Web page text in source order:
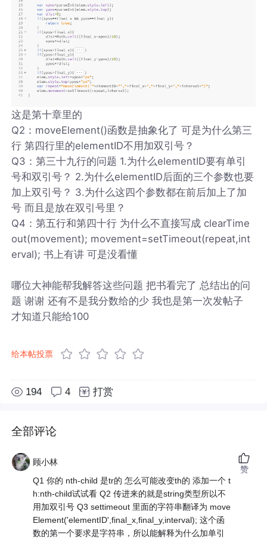
这是第十章里的
Q2：moveElement()函数是抽象化了 可是为什么第三
行 第四行里的elementID不用加双引号？
Q3：第三十九行的问题 1.为什么elementID要有单引
号和双引号？ 2.为什么elementID后面的三个参数也要
加上双引号？ 3.为什么这四个参数都在前后加上了加
号 而且是放在双引号里？
Q4：第五行和第四十行 为什么不直接写成 clearTime
out(movement); movement=setTimeout(repeat,int
erval); 书上有讲 可是没看懂
哪位大神能帮我解答这些问题 把书看完了 总结出的问
题 谢谢 还有不是我分数给的少 我也是第一次发帖子
才知道只能给100
给本帖投票
194 4 打赏
全部评论
顾小林
Q1 你的 nth-child 是tr的 怎么可能改变th的 添加一个 t
h:nth-child试试看 Q2 传进来的就是string类型所以不
用加双引号 Q3 settimeout 里面的字符串翻译为 move
Element('elementID',final_x,final_y,interval); 这个函
数的第一个要求是字符串，所以能解释为什么加单引
赞